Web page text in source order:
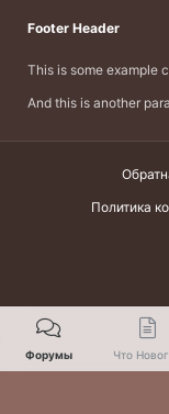
Footer Header
This is some example
And this is another
Политика
Форумы Что